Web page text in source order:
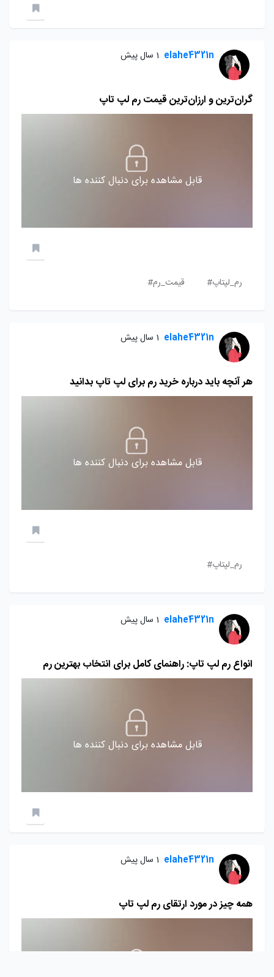
elahe4321n 1 سال پیش
گران‌ترین و ارزان‌ترین قیمت رم‌ لپ تاپ
قابل مشاهده برای دنبال کننده ها
رم_لپتاپ# قیمت_رم#
elahe4321n 1 سال پیش
هر آنچه باید درباره خرید رم برای لپ تاپ بدانید
قابل مشاهده برای دنبال کننده ها
رم_لپتاپ#
elahe4321n 1 سال پیش
انواع رم لپ تاپ: راهنمای کامل برای انتخاب بهترین رم
قابل مشاهده برای دنبال کننده ها
elahe4321n 1 سال پیش
همه چیز در مورد ارتقای رم لپ تاپ